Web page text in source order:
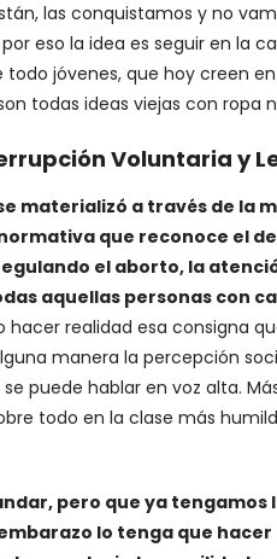
las conquistamos y no
eso la idea es seguir en la
jóvenes, que hoy creen
todas ideas viejas con ropa
Voluntaria y
materializó a través de la
que reconoce el
el aborto, la
aquellas personas con
hacer realidad esa consigna
manera la percepción
puede hablar en voz alta.
todo en la clase más
pero que ya tengamos
lo tenga que